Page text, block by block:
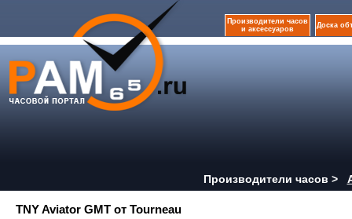
Производители часов
и аксессуаров
Доска
Производители часов >
TNY Aviator GMT от Tourneau